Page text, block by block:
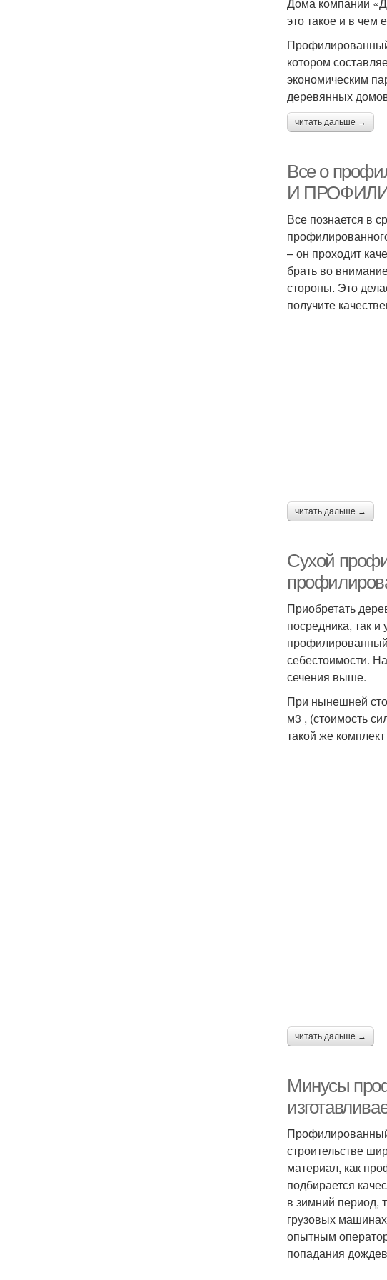
это такое и в чем
котором
экономическим
деревянных
читать дальше →
Все о
И
Все познается в
– он проходит
брать во
стороны. Это
получите
читать дальше →
Сухой
Приобретать
посредника, так
себестоимости.
сечения выше.
При нынешней
м3 , (стоимость
такой же
читать дальше →
Минусы
строительстве
материал, как
подбирается
в зимний период,
грузовых
опытным
попадания